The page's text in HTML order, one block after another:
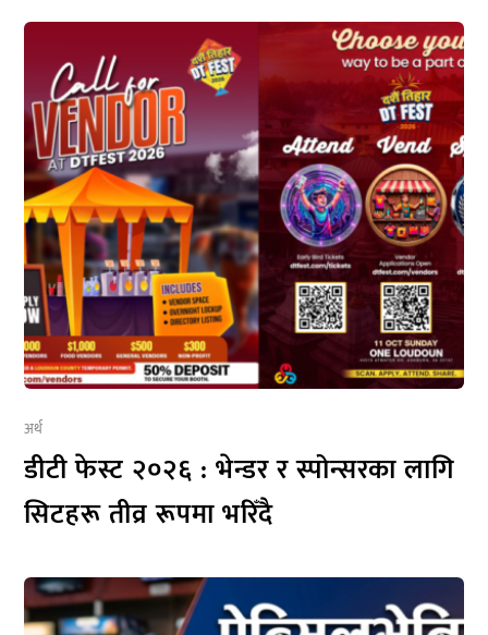
अर्थ
डीटी फेस्ट २०२६ : भेन्डर र स्पोन्सरका लागि
सिटहरू तीव्र रूपमा भरिँदै